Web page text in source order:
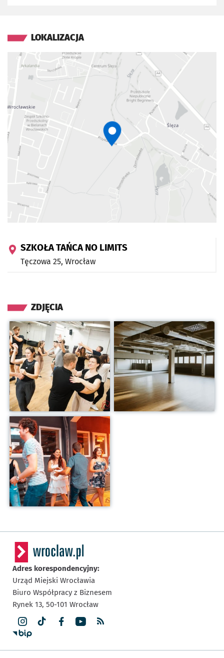
LOKALIZACJA
SZKOŁA TAŃCA NO LIMITS
Tęczowa 25, Wrocław
ZDJĘCIA
Kliknij, aby powiększyć Kliknij, aby powiększyć
Kliknij, aby powiększyć
Adres korespondencyjny:
Urząd Miejski Wrocławia
Biuro Współpracy z Biznesem
Rynek 13, 50-101 Wrocław